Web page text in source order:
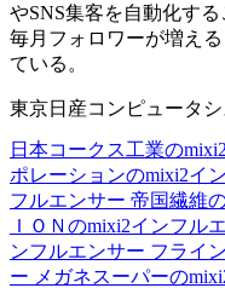
やSNS集客を自動化す
毎月フォロワーが増え
ている。
東京日産コンピュータ
日本コークス工業の
ポレーションのmixi2イ
フルエンサー 帝国繊維
ＩＯＮのmixi2インフル
ンフルエンサー フライ
ー メガネスーパーの